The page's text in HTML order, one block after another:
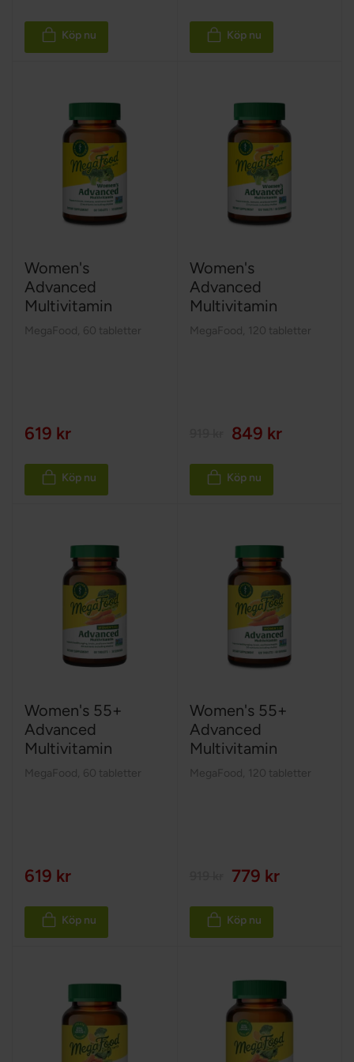
Köp nu Köp nu
Women's
Advanced
Multivitamin
MegaFood 60 tabletter
619 kr
Köp nu
Women's
Advanced
Multivitamin
MegaFood 120 tabletter
849 kr
Köp nu
Women's 55+
Advanced
Multivitamin
MegaFood 60 tabletter
619 kr
Köp nu
Women's 55+
Advanced
Multivitamin
MegaFood 120 tabletter
779 kr
Köp nu